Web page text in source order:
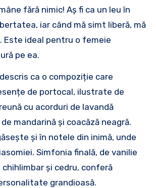
fără nimic! Aș fi ca un leu în
iar când mă simt liberă, mă
Este ideal pentru o femeie
pe ea.
ca o compoziție care
de portocal, ilustrate de
cu acorduri de lavandă
mandarină și coacăză neagră.
și în notele din inimă, unde
Simfonia finală, de vanilie
chihlimbar și cedru, conferă
grandioasă.